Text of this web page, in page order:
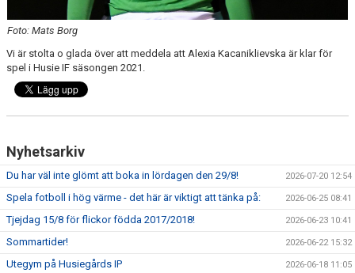
Foto: Mats Borg
Vi är stolta o glada över att meddela att Alexia Kacaniklievska är klar för
spel i Husie IF säsongen 2021.
Nyhetsarkiv
Du har väl inte glömt att boka in lördagen den 29/8! 2026-07-20 12:54
Spela fotboll i hög värme - det här är viktigt att tänka på: 2026-06-25 08:41
Tjejdag 15/8 för flickor födda 2017/2018! 2026-06-23 10:41
Sommartider! 2026-06-22 15:32
Utegym på Husiegårds IP 2026-06-18 11:05